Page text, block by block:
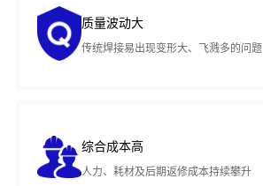
质量波动大
传统焊接易出现变形大、飞溅多的问题
综合成本高
人力、耗材及后期返修成本持续攀升